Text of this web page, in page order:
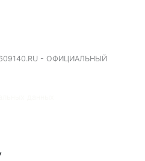
- ОФИЦИАЛЬНЫЙ